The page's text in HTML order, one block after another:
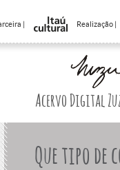
| Realização |
Acervo Digital
Que tipo de